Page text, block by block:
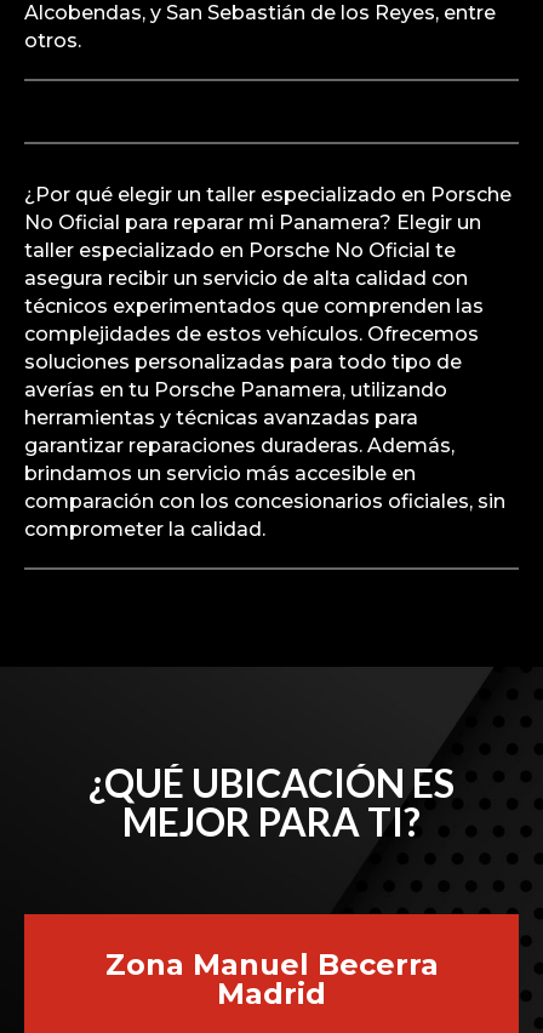
Alcobendas, y San Sebastián de los Reyes, entre
otros.
¿Por qué elegir un taller especializado en Porsche
No Oficial para reparar mi Panamera? Elegir un
taller especializado en Porsche No Oficial te
asegura recibir un servicio de alta calidad con
técnicos experimentados que comprenden las
complejidades de estos vehículos. Ofrecemos
soluciones personalizadas para todo tipo de
averías en tu Porsche Panamera, utilizando
herramientas y técnicas avanzadas para
garantizar reparaciones duraderas. Además,
brindamos un servicio más accesible en
comparación con los concesionarios oficiales, sin
comprometer la calidad.
¿QUÉ UBICACIÓN ES
MEJOR PARA TI?
Zona Manuel Becerra
Madrid